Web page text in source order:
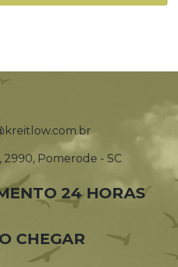
Pomerode - SC
24 HORAS
CHEGAR